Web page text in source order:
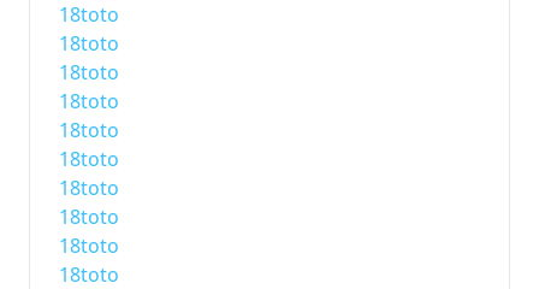
18toto
18toto
18toto
18toto
18toto
18toto
18toto
18toto
18toto
18toto